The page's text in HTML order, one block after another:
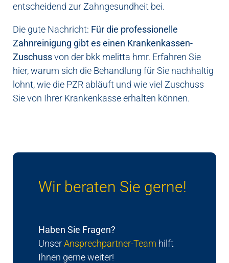
entscheidend zur Zahngesundheit bei.
Die gute Nachricht: Für die professionelle
Zahnreinigung gibt es einen Krankenkassen-
Zuschussvon der bkk melitta hmr. Erfahren Sie
hier, warum sich die Behandlung für Sie nachhaltig
lohnt, wie die PZR abläuft und wie viel Zuschuss
Sie von Ihrer Krankenkasse erhalten können.
Wir beraten Sie gerne!
Haben Sie Fragen?
UnserAnsprechpartner-Team hilft
Ihnen gerne weiter!